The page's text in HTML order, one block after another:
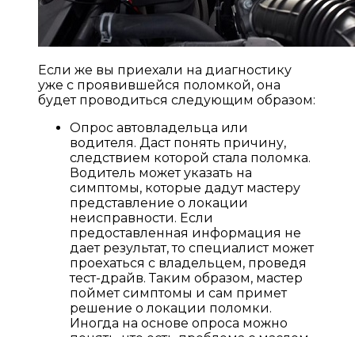
Если же вы приехали на диагностику
уже с проявившейся поломкой, она
будет проводиться следующим образом:
Опрос автовладельца или
водителя. Даст понять причину,
следствием которой стала поломка.
Водитель может указать на
симптомы, которые дадут мастеру
представление о локации
неисправности. Если
предоставленная информация не
дает результат, то специалист может
проехаться с владельцем, проведя
тест-драйв. Таким образом, мастер
поймет симптомы и сам примет
решение о локации поломки.
Иногда на основе опроса можно